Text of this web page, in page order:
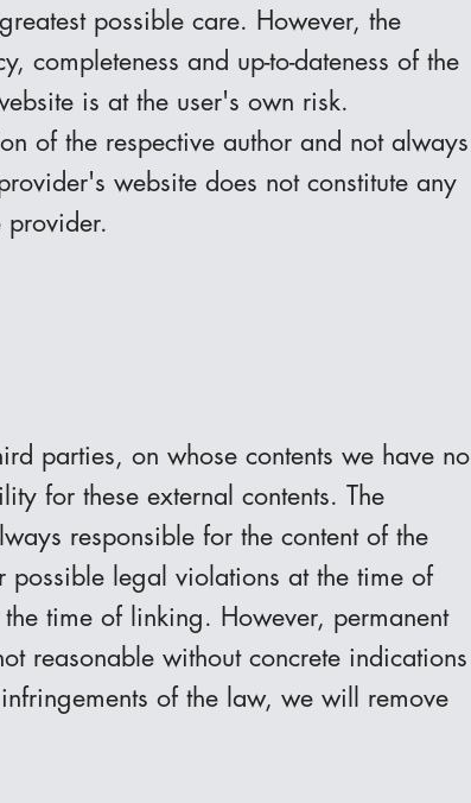
possible care. However, the
completeness and up-to-dateness of the
is at the user's own risk.
of the respective author and not always
website does not constitute any
provider.
parties, on whose contents we have no
for these external contents. The
responsible for the content of the
possible legal violations at the time of
time of linking. However, permanent
reasonable without concrete indications
of the law, we will remove